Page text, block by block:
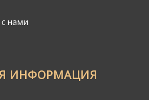
с нами
ИНФОРМАЦИЯ